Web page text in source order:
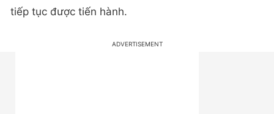
tiếp tục được tiến hành.